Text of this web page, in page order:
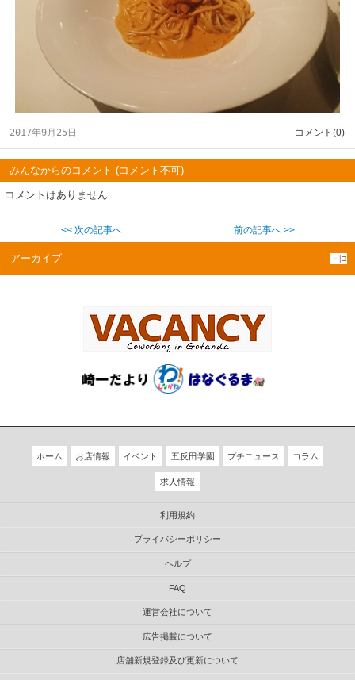
2017年9月25日 コメント(0)
みんなからのコメント (コメント不可)
コメントはありません
<< 次の記事へ 前の記事へ >>
アーカイブ －|□
ホーム お店情報 イベント 五反田学園 プチニュース コラム
求人情報
利用規約
プライバシーポリシー
ヘルプ
FAQ
運営会社について
広告掲載について
店舗新規登録及び更新について